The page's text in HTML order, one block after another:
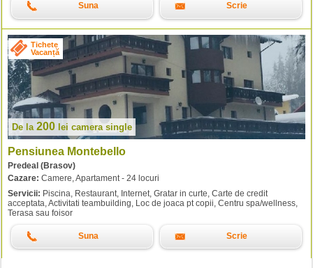
Suna Scrie
Tichete
Vacanță
De la 200 lei camera single
Pensiunea Montebello
Predeal (Brasov)
Cazare: Camere, Apartament - 24 locuri
Servicii: Piscina, Restaurant, Internet, Gratar in curte, Carte de credit
acceptata, Activitati teambuilding, Loc de joaca pt copii, Centru spa/wellness,
Terasa sau foisor
Suna Scrie